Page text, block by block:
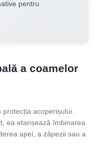
pentru
a coamelor
acoperișului.
ea etanșează îmbinarea
apei, a zăpezii sau a